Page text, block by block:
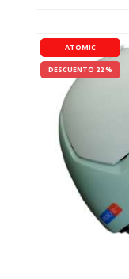
ATOMIC
DESCUENTO 22 %